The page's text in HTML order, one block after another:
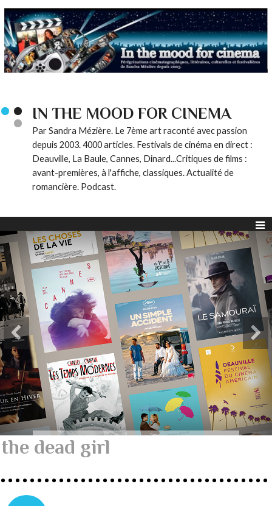
IN THE MOOD FOR CINEMA
Par Sandra Mézière. Le 7ème art raconté avec passion
depuis 2003. 4000 articles. Festivals de cinéma en direct :
Deauville, La Baule, Cannes, Dinard...Critiques de films :
avant-premières, à l'affiche, classiques. Actualité de
romancière. Podcast.
the dead girl